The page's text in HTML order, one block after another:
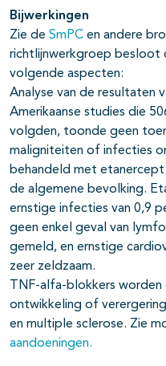
Bijwerkingen
Zie de SmPC en andere
richtlijnwerkgroep besloot
volgende aspecten:
Analyse van de resultaten
Amerikaanse studies die
volgden, toonde geen
maligniteiten of infecties
behandeld met
de algemene bevolking.
ernstige infecties van 0,9
geen enkel geval van
gemeld, en ernstige
zeer zeldzaam.
TNF-alfa-blokkers
ontwikkeling of
en multiple sclerose. Zie
aandoeningen.